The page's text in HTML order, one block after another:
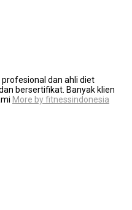
dan ahli diet
bersertifikat. Banyak klien
More by fitnessindonesia